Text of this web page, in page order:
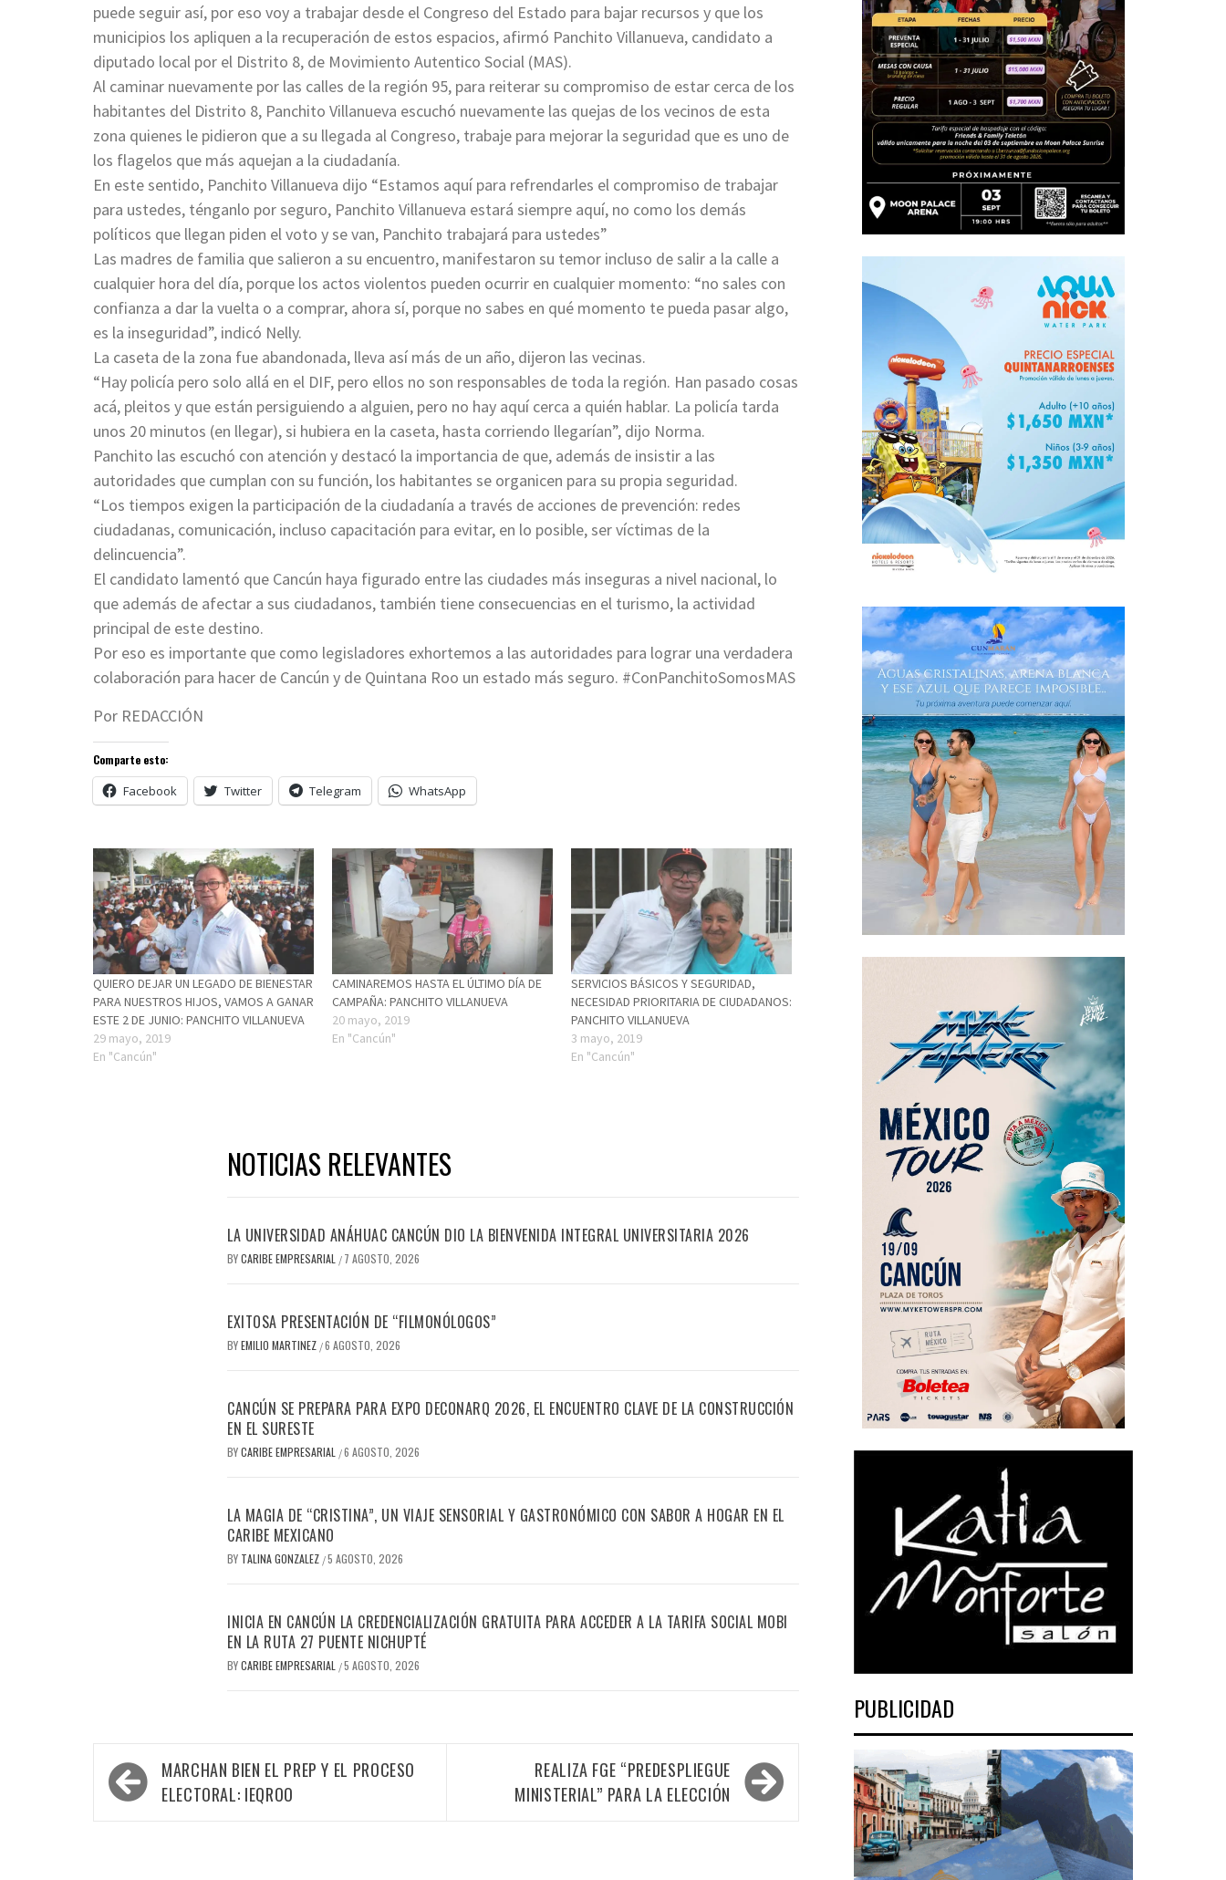
puede seguir así, por eso voy a trabajar desde el Congreso del Estado para bajar recursos y que los
municipios los apliquen a la recuperación de estos espacios, afirmó Panchito Villanueva, candidato a
diputado local por el Distrito 8, de Movimiento Autentico Social (MAS).
Al caminar nuevamente por las calles de la región 95, para reiterar su compromiso de estar cerca de los
habitantes del Distrito 8, Panchito Villanueva escuchó nuevamente las quejas de los vecinos de esta
zona quienes le pidieron que a su llegada al Congreso, trabaje para mejorar la seguridad que es uno de
los flagelos que más aquejan a la ciudadanía.
En este sentido, Panchito Villanueva dijo “Estamos aquí para refrendarles el compromiso de trabajar
para ustedes, ténganlo por seguro, Panchito Villanueva estará siempre aquí, no como los demás
políticos que llegan piden el voto y se van, Panchito trabajará para ustedes”
Las madres de familia que salieron a su encuentro, manifestaron su temor incluso de salir a la calle a
cualquier hora del día, porque los actos violentos pueden ocurrir en cualquier momento: “no sales con
confianza a dar la vuelta o a comprar, ahora sí, porque no sabes en qué momento te pueda pasar algo,
es la inseguridad”, indicó Nelly.
La caseta de la zona fue abandonada, lleva así más de un año, dijeron las vecinas.
“Hay policía pero solo allá en el DIF, pero ellos no son responsables de toda la región. Han pasado cosas
acá, pleitos y que están persiguiendo a alguien, pero no hay aquí cerca a quién hablar. La policía tarda
unos 20 minutos (en llegar), si hubiera en la caseta, hasta corriendo llegarían”, dijo Norma.
Panchito las escuchó con atención y destacó la importancia de que, además de insistir a las
autoridades que cumplan con su función, los habitantes se organicen para su propia seguridad.
“Los tiempos exigen la participación de la ciudadanía a través de acciones de prevención: redes
ciudadanas, comunicación, incluso capacitación para evitar, en lo posible, ser víctimas de la
delincuencia”.
El candidato lamentó que Cancún haya figurado entre las ciudades más inseguras a nivel nacional, lo
que además de afectar a sus ciudadanos, también tiene consecuencias en el turismo, la actividad
principal de este destino.
Por eso es importante que como legisladores exhortemos a las autoridades para lograr una verdadera
colaboración para hacer de Cancún y de Quintana Roo un estado más seguro. #ConPanchitoSomosMAS
Por REDACCIÓN
Comparte esto:
Facebook Twitter Telegram WhatsApp
QUIERO DEJAR UN LEGADO DE BIENESTAR
PARA NUESTROS HIJOS, VAMOS A GANAR
ESTE 2 DE JUNIO: PANCHITO VILLANUEVA
29 mayo, 2019
En "Cancún"
CAMINAREMOS HASTA EL ÚLTIMO DÍA DE
CAMPAÑA: PANCHITO VILLANUEVA
20 mayo, 2019
En "Cancún"
SERVICIOS BÁSICOS Y SEGURIDAD,
NECESIDAD PRIORITARIA DE CIUDADANOS:
PANCHITO VILLANUEVA
3 mayo, 2019
En "Cancún"
NOTICIAS RELEVANTES
LA UNIVERSIDAD ANÁHUAC CANCÚN DIO LA BIENVENIDA INTEGRAL UNIVERSITARIA 2026
BYCARIBE EMPRESARIAL / 7 AGOSTO, 2026
EXITOSA PRESENTACIÓN DE “FILMONÓLOGOS”
BYEMILIO MARTINEZ /6 AGOSTO, 2026
CANCÚN SE PREPARA PARA EXPO DECONARQ 2026, EL ENCUENTRO CLAVE DE LA CONSTRUCCIÓN
EN EL SURESTE
BYCARIBE EMPRESARIAL /6 AGOSTO, 2026
LA MAGIA DE “CRISTINA”, UN VIAJE SENSORIAL Y GASTRONÓMICO CON SABOR A HOGAR EN EL
CARIBE MEXICANO
BY TALINA GONZALEZ /5 AGOSTO, 2026
INICIA EN CANCÚN LA CREDENCIALIZACIÓN GRATUITA PARA ACCEDER A LA TARIFA SOCIAL MOBI
EN LA RUTA 27 PUENTE NICHUPTÉ
BYCARIBE EMPRESARIAL /5 AGOSTO, 2026
Navegación
de
MARCHAN BIEN EL PREP Y EL PROCESO
ELECTORAL: IEQROO
REALIZA FGE “PREDESPLIEGUE
MINISTERIAL” PARA LA ELECCIÓN
PUBLICIDAD